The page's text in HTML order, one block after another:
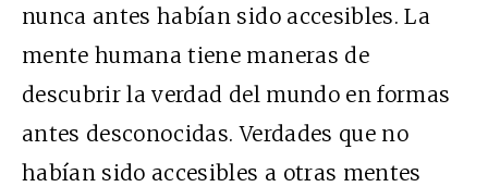
nunca antes habían sido accesibles. La
mente humana tiene maneras de
descubrir la verdad del mundo en formas
antes desconocidas. Verdades que no
habían sido accesibles a otras mentes